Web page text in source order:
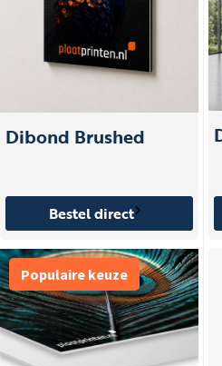
Dibond Brushed
Bestel direct
Populaire keuze